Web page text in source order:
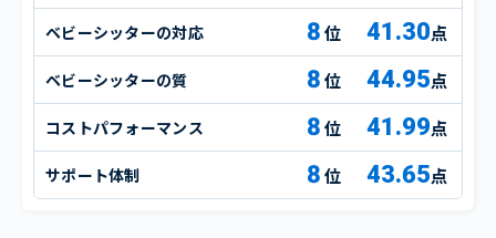
ベビーシッターの対応 8 41.30点
ベビーシッターの質 8 44.95点
コストパフォーマンス 8 41.99点
サポート体制 8 43.65点